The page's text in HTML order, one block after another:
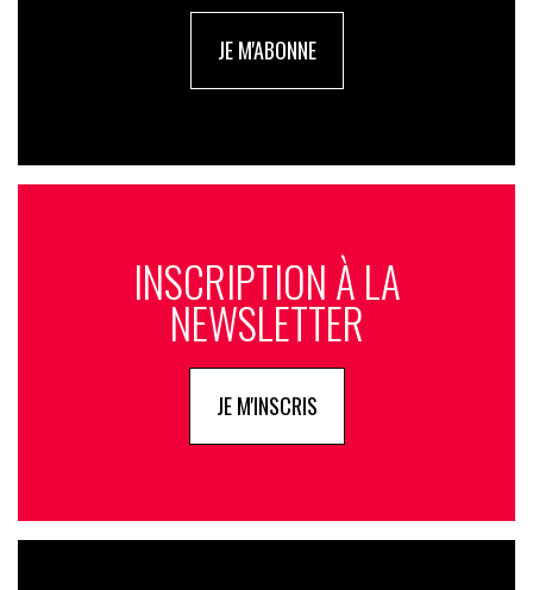
JE M'ABONNE
INSCRIPTION À LA
NEWSLETTER
JE M'INSCRIS